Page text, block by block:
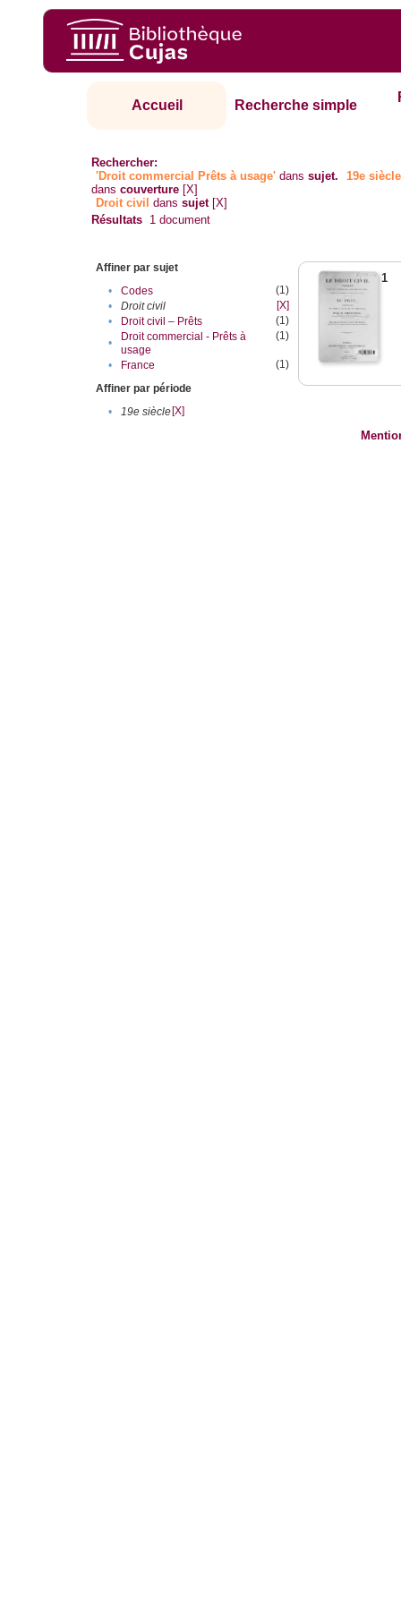
Accueil Recherche simple
Rechercher:
'Droit commercial Prêts à usage' danssujet.
19e siècle
danscouverture [X]
Droit civil danssujet [X]
Résultats 1 document
Affiner par sujet
•
Codes
(1)
•
Droit civil
[X]
•
Droit civil – Prêts
(1)
•
Droit commercial - Prêts à
usage
(1)
• France
(1)
Affiner par période
•
19e siècle[X]
1